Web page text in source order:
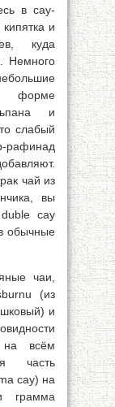
в cay-
и
куда
Немного
форме
и
слабый
рафинад
чай из
вы
cay
обычные
чаи,
(из
и
на всём
часть
cay) на
грамма